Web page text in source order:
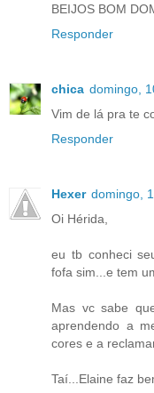
BEIJOS BOM
Responder
chica domingo,
Vim de lá pra te
Responder
Hexer domingo,
Oi Hérida,
eu tb conheci
fofa sim...e tem
Mas vc sabe
aprendendo a
cores e a
Taí...Elaine faz